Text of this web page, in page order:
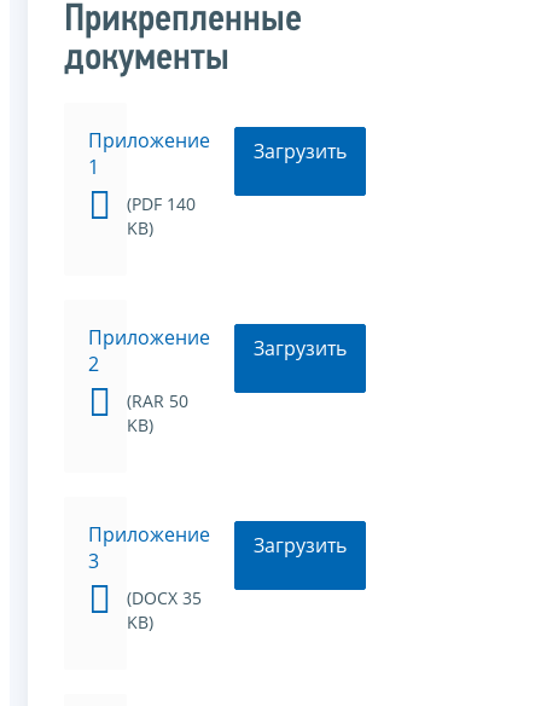
Прикрепленные
документы
Приложение
1
(PDF 140
KB)
Загрузить
Приложение
2
(RAR 50
KB)
Загрузить
Приложение
3
(DOCX 35
KB)
Загрузить